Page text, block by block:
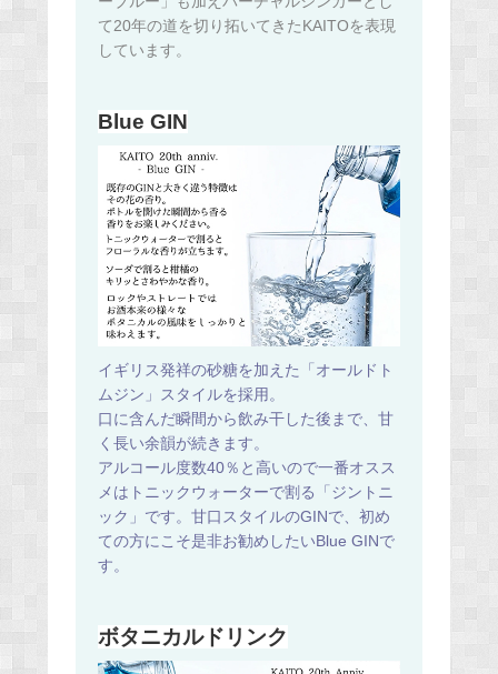
て20年の道を切り拓いてきたKAITOを表現
しています。
Blue GIN
イギリス発祥の砂糖を加えた「オールドト
ムジン」スタイルを採用。
口に含んだ瞬間から飲み干した後まで、甘
く長い余韻が続きます。
アルコール度数40％と高いので一番オスス
メはトニックウォーターで割る「ジントニ
ック」です。甘口スタイルのGINで、初め
ての方にこそ是非お勧めしたいBlue GINで
す。
ボタニカルドリンク